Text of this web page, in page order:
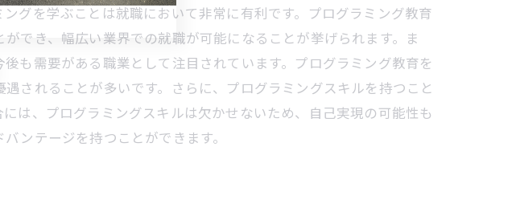
グを学ぶことは就職において非常に有利です。プログラミング教育
でき、幅広い業界での就職が可能になることが挙げられます。ま
も需要がある職業として注目されています。プログラミング教育を
されることが多いです。さらに、プログラミングスキルを持つこと
は、プログラミングスキルは欠かせないため、自己実現の可能性も
ンテージを持つことができます。
こちら
こちら